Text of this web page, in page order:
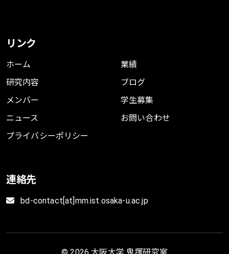
リンク
ホーム
研究内容
メンバー
ニュース
プライバシーポリシー
業績
ブログ
学生募集
お問い合わせ
連絡先
bd-contact[at]mm.ist.osaka-u.ac.jp